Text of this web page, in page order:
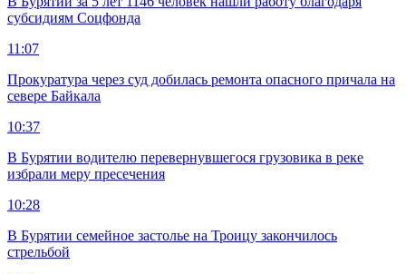
субсидиям Соцфонда
11:07
Прокуратура через суд добилась ремонта опасного причала на
севере Байкала
10:37
В Бурятии водителю перевернувшегося грузовика в реке
избрали меру пресечения
10:28
В Бурятии семейное застолье на Троицу закончилось
стрельбой